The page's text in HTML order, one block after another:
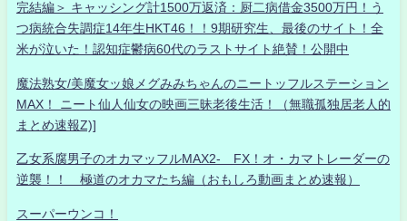
完結編＞ キャッシング計1500万返済：厨二病借金3500万円！う
つ病統合失調症14年生HKT46！！9期研究生、最後のサイト！全
米が泣いた！認知症鬱病60代のラストサイト絶賛！公開中
魔法熟女/美魔女ッ娘メグみみちゃんのニートッフルステーション
MAX！ ニート仙人仙女の映画三昧老後生活！（無職孤独居老人的
まとめ速報Z)]
乙女系腐男子のオカマッフルMAX2- FX！オ・カマトレーダーの
逆襲！！ 極道のオカマたち編（おもしろ動画まとめ速報）
スーパーウンコ！